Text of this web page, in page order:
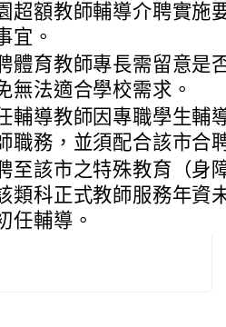
超額教師輔導介聘實施
宜。
體育教師專長需留意是
無法適合學校需求。
輔導教師因專職學生輔
職務，並須配合該市合
至該市之特殊教育（身
類科正式教師服務年資
任輔導。